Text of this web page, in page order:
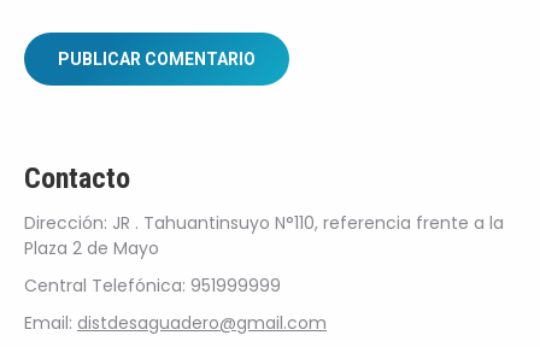
PUBLICAR COMENTARIO
Contacto
Dirección: JR . Tahuantinsuyo N°110, referencia frente a la
Plaza 2 de Mayo
Central Telefónica: 951999999
Email: distdesaguadero@gmail.com